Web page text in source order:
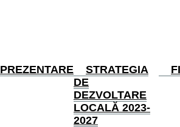
PREZENTARE
STRATEGIA
DE
DEZVOLTARE
LOCALĂ 2023-
2027